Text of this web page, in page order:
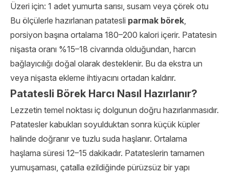
Üzeri için: 1 adet yumurta sarısı, susam veya çörek otu
Bu ölçülerle hazırlanan patatesli parmak börek,
porsiyon başına ortalama 180–200 kalori içerir. Patatesin
nişasta oranı %15–18 civarında olduğundan, harcın
bağlayıcılığı doğal olarak desteklenir. Bu da ekstra un
veya nişasta ekleme ihtiyacını ortadan kaldırır.
Patatesli Börek Harcı Nasıl Hazırlanır?
Lezzetin temel noktası iç dolgunun doğru hazırlanmasıdır.
Patatesler kabukları soyulduktan sonra küçük küpler
halinde doğranır ve tuzlu suda haşlanır. Ortalama
haşlama süresi 12–15 dakikadır. Patateslerin tamamen
yumuşaması, çatalla ezildiğinde pürüzsüz bir yapı